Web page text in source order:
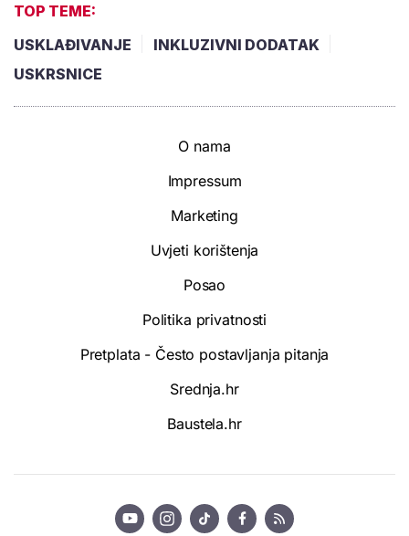
TOP TEME:
USKLAĐIVANJE
INKLUZIVNI DODATAK
USKRSNICE
O nama
Impressum
Marketing
Uvjeti korištenja
Posao
Politika privatnosti
Pretplata - Često postavljanja pitanja
Srednja.hr
Baustela.hr